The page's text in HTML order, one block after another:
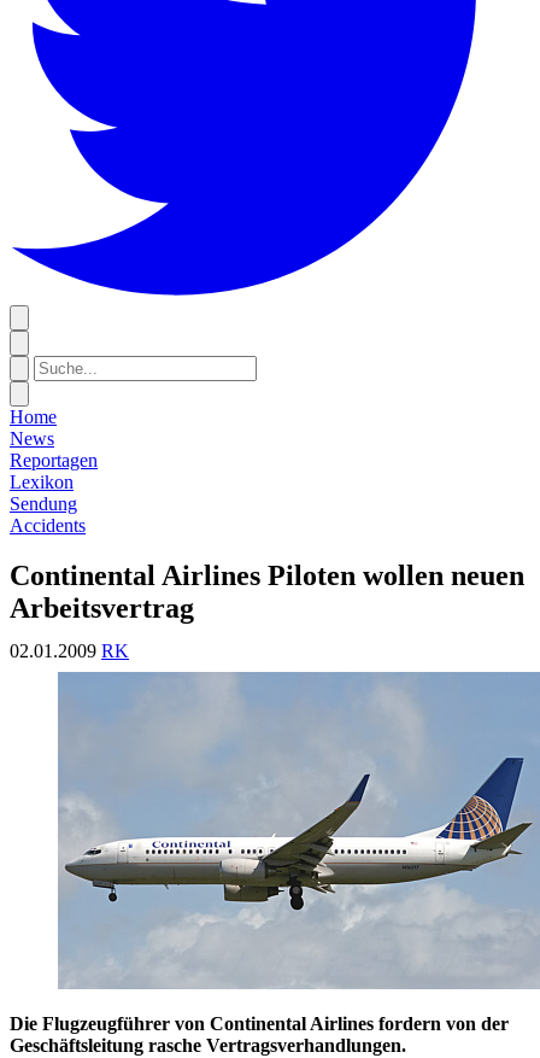
Home
News
Reportagen
Lexikon
Sendung
Accidents
Continental Airlines Piloten wollen neuen
Arbeitsvertrag
02.01.2009 RK
Die Flugzeugführer von Continental Airlines fordern von der
Geschäftsleitung rasche Vertragsverhandlungen.